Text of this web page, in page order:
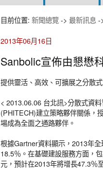
目前位置: 新聞總覽-> 最新訊息 -
2013年06月16日
Sanbolic宣佈由懇懋
提供靈活、高效、可擴展之分散
< 2013.06.06 台北訊>分散式資
(PHITECH)建立策略夥伴關係，
場成為全面之通路夥伴。
根據Gartner資料顯示，2013年
18.5％。在基礎建設服務方面，
元，預計在2013年將增長47.3％